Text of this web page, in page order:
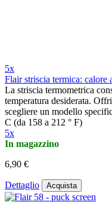
5x
Flair striscia termica: calore
La striscia termometrica
temperatura desiderata.
scegliere un modello
C (da 158 a 212 ° F)
5x
In magazzino
6,90 €
Dettaglio Acquista